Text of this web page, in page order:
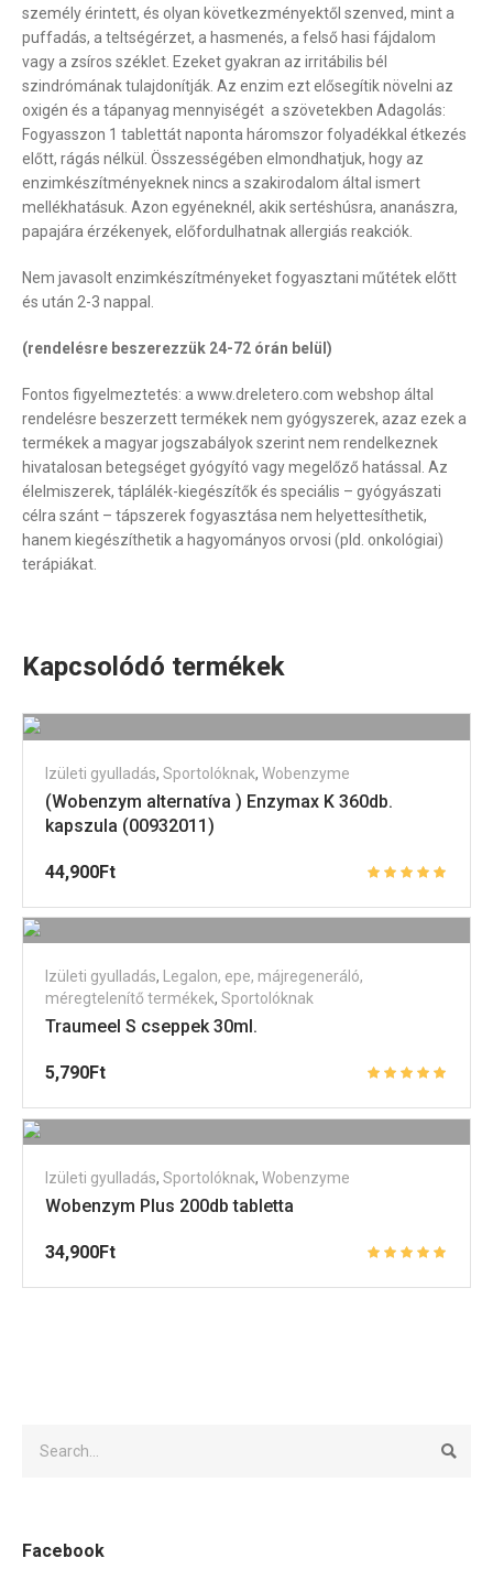
személy érintett, és olyan következményektől szenved, mint a
puffadás, a teltségérzet, a hasmenés, a felső hasi fájdalom
vagy a zsíros széklet. Ezeket gyakran az irritábilis bél
szindrómának tulajdonítják. Az enzim ezt elősegítik növelni az
oxigén és a tápanyag mennyiségét a szövetekben Adagolás:
Fogyasszon 1 tablettát naponta háromszor folyadékkal étkezés
előtt, rágás nélkül. Összességében elmondhatjuk, hogy az
enzimkészítményeknek nincs a szakirodalom által ismert
mellékhatásuk. Azon egyéneknél, akik sertéshúsra, ananászra,
papajára érzékenyek, előfordulhatnak allergiás reakciók.
Nem javasolt enzimkészítményeket fogyasztani műtétek előtt
és után 2-3 nappal.
(rendelésre beszerezzük 24-72 órán belül)
Fontos figyelmeztetés: a www.dreletero.com webshop által
rendelésre beszerzett termékek nem gyógyszerek, azaz ezek a
termékek a magyar jogszabályok szerint nem rendelkeznek
hivatalosan betegséget gyógyító vagy megelőző hatással. Az
élelmiszerek, táplálék-kiegészítők és speciális – gyógyászati
célra szánt – tápszerek fogyasztása nem helyettesíthetik,
hanem kiegészíthetik a hagyományos orvosi (pld. onkológiai)
terápiákat.
Kapcsolódó termékek
Izületi gyulladás,Sportolóknak,Wobenzyme
(Wobenzym alternatíva ) Enzymax K 360db.
kapszula (00932011)
44,900Ft
Izületi gyulladás, Legalon, epe, májregeneráló,
méregtelenítő termékek,Sportolóknak
Traumeel S cseppek 30ml.
5,790Ft
Izületi gyulladás,Sportolóknak,Wobenzyme
Wobenzym Plus 200db tabletta
34,900Ft
Facebook